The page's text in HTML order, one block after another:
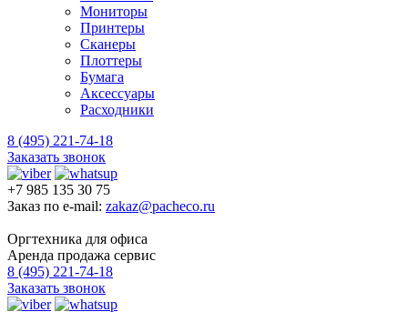
Мониторы
Принтеры
Сканеры
Плоттеры
Бумага
Аксессуары
Расходники
8 (495) 221-74-18
Заказать звонок
+7 985 135 30 75
Заказ по e-mail: zakaz@pacheco.ru
Оргтехника для офиса
Аренда продажа сервис
8 (495) 221-74-18
Заказать звонок